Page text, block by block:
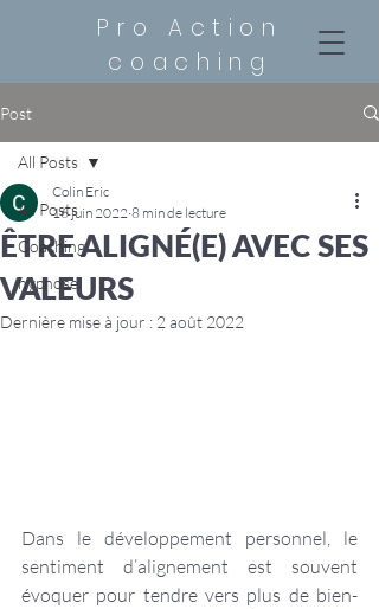
Pro Action
coaching
Post
All Posts
Coaching
hypnose
All Posts
ÊTRE ALIGNÉ(E) AVEC SES
VALEURS
Colin Eric
16 juin 2022 8 min de lecture
Dernière mise à jour : 2 août 2022
Dans le développement personnel, le
sentiment d’alignement est souvent
évoquer pour tendre vers plus de bien-